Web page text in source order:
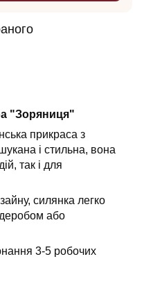
"Зоряниця"
прикраса з
і стильна, вона
так і для
силянка легко
або
3-5 робочих